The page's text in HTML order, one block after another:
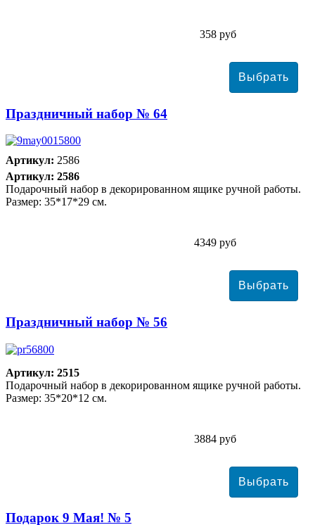
358 руб
Праздничный набор № 64
Артикул: 2586
Артикул: 2586
Подарочный набор в декорированном ящике ручной работы.
Размер: 35*17*29 см.
4349 руб
Праздничный набор № 56
Артикул: 2515
Подарочный набор в декорированном ящике ручной работы.
Размер: 35*20*12 см.
3884 руб
Подарок 9 Мая! № 5